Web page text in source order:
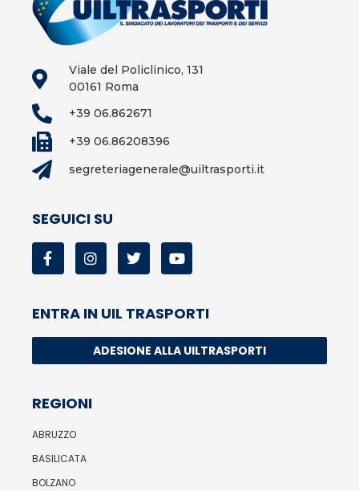
Viale del Policlinico, 131
00161 Roma
+39 06.862671
+39 06.86208396
segreteriagenerale@uiltrasporti.it
SEGUICI SU
ENTRA IN UIL TRASPORTI
ADESIONE ALLA UILTRASPORTI
REGIONI
ABRUZZO
BASILICATA
BOLZANO